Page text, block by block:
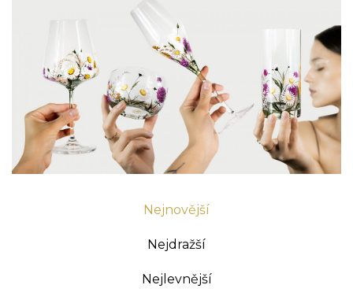
Nejnovější
Nejdražší
Nejlevnější